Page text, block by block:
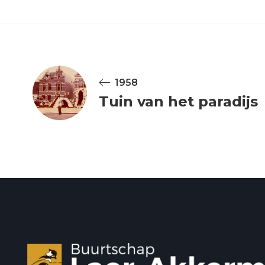
1958
Tuin van het paradijs